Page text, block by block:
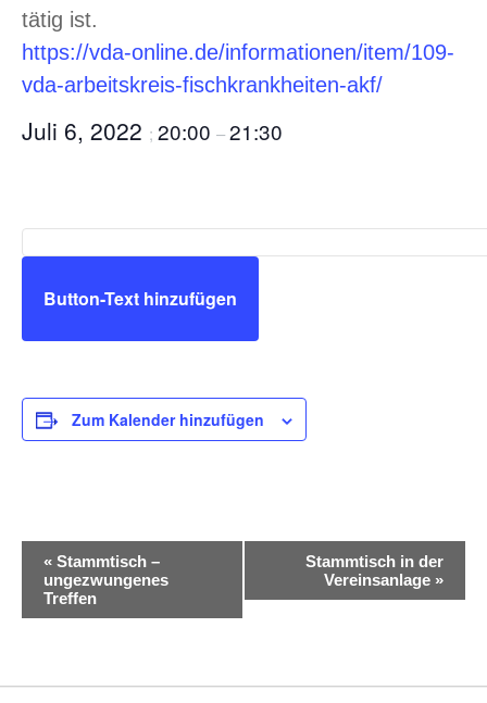
tätig ist.
https://vda-online.de/informationen/item/109-
vda-arbeitskreis-fischkrankheiten-akf/
Juli 6, 2022 ; 20:00 –21:30
Button-Text hinzufügen
Zum Kalender hinzufügen
r
n
« Stammtisch –
ungezwungenes
Treffen
Stammtisch in der
Vereinsanlage »